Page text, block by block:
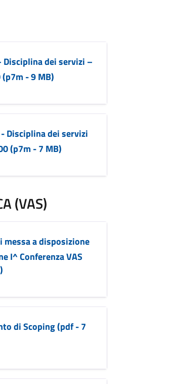
Disciplina dei servizi –
- 9 MB)
Disciplina dei servizi
(p7m - 7 MB)
(VAS)
messa a disposizione
I^ Conferenza VAS
di Scoping (pdf - 7